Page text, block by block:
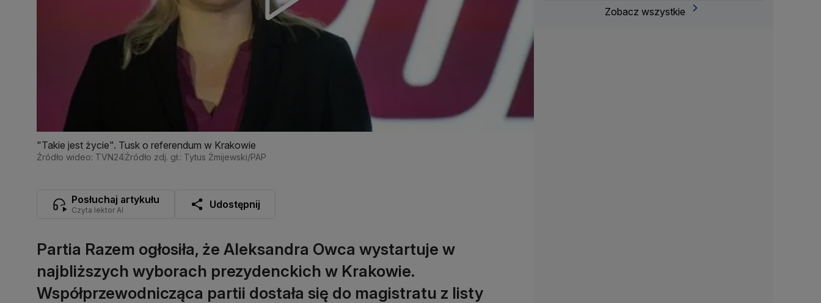
"Takie jest życie". Tusk o referendum w Krakowie
Źródło wideo: TVN24Źródło zdj. gł.: Tytus Żmijewski/PAP
Posłuchaj artykułu
Czyta lektor AI Udostępnij
Partia Razem ogłosiła, że Aleksandra Owca wystartuje w
najbliższych wyborach prezydenckich w Krakowie.
Współprzewodnicząca partii dostała się do magistratu z listy
Zobacz wszystkie